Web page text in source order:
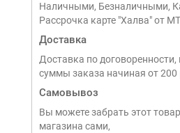
Наличными, Безналичными,
Рассрочка карте "Халва" от
Доставка
Доставка по договоренности,
суммы заказа начиная от 200
Самовывоз
Вы можете забрать этот
магазина сами,